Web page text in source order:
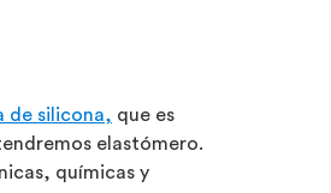
de silicona, que es
elastómero.
químicas y